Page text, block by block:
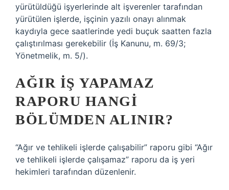
yürütüldüğü işyerlerinde alt işverenler tarafından
yürütülen işlerde, işçinin yazılı onayı alınmak
kaydıyla gece saatlerinde yedi buçuk saatten fazla
çalıştırılması gerekebilir (İş Kanunu, m. 69/3;
Yönetmelik, m. 5/).
AĞIR IŞ YAPAMAZ
RAPORU HANGI
BÖLÜMDEN ALINIR?
“Ağır ve tehlikeli işlerde çalışabilir” raporu gibi “Ağır
ve tehlikeli işlerde çalışamaz” raporu da iş yeri
hekimleri tarafından düzenlenir.